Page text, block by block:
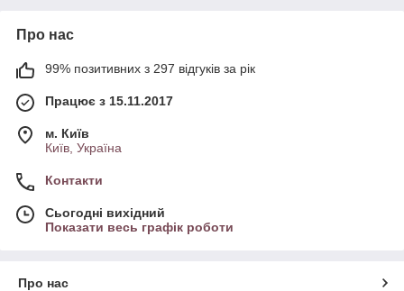
Про нас
99% позитивних з 297 відгуків за рік
Працює з 15.11.2017
м. Київ
Київ, Україна
Контакти
Сьогодні вихідний
Показати весь графік роботи
Про нас